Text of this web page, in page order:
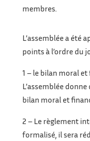
membres.
L’assemblée a été
points à l’ordre du
1 – le bilan moral
L’assemblée
bilan moral et
2 – Le règlement
formalisé, il sera